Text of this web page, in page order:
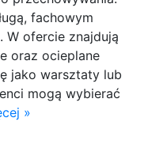
fachowym
W ofercie znajdują
oraz ocieplane
jako warsztaty lub
mogą wybierać
»